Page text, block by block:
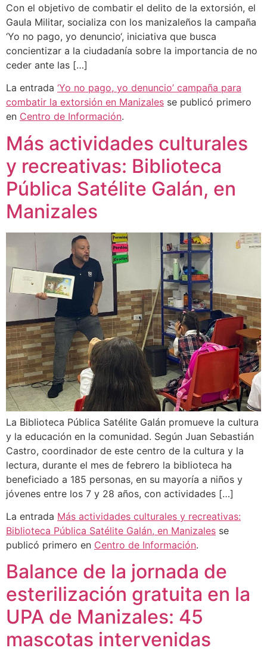
Con el objetivo de combatir el delito de la extorsión, el
Gaula Militar, socializa con los manizaleños la campaña
‘Yo no pago, yo denuncio‘, iniciativa que busca
concientizar a la ciudadanía sobre la importancia de no
ceder ante las […]
La entrada ‘Yo no pago, yo denuncio’ campaña para
combatir la extorsión en Manizales se publicó primero
en Centro de Información.
Más actividades culturales
y recreativas: Biblioteca
Pública Satélite Galán, en
Manizales
La Biblioteca Pública Satélite Galán promueve la cultura
y la educación en la comunidad. Según Juan Sebastián
Castro, coordinador de este centro de la cultura y la
lectura, durante el mes de febrero la biblioteca ha
beneficiado a 185 personas, en su mayoría a niños y
jóvenes entre los 7 y 28 años, con actividades […]
La entrada Más actividades culturales y recreativas:
Biblioteca Pública Satélite Galán, en Manizales se
publicó primero en Centro de Información.
Balance de la jornada de
esterilización gratuita en la
UPA de Manizales: 45
mascotas intervenidas